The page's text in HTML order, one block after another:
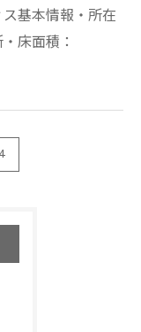
基本情報・所在
床面積：
4